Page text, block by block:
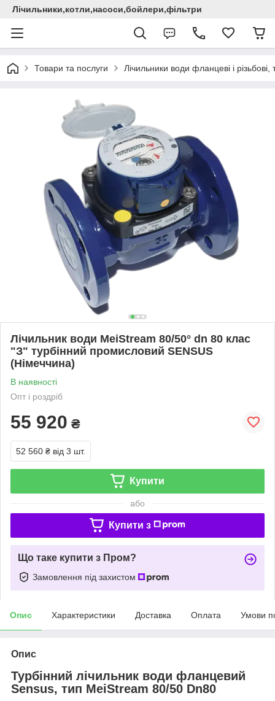
Лічильники,котли,насоси,бойлери,фільтри
Товари та послуги Лічильники води фланцеві і
Лічильник води MeiStream 80/50° dn 80 клас
"З" турбінний промисловий SENSUS
(Німеччина)
В наявності
Опт і роздріб
55 920 ₴
52 560 ₴ від 3 шт.
Купити
або
Купити з
Що таке купити з Пром?
Замовлення під захистом
Опис Характеристики Доставка Оплата Умови
Опис
Турбінний лічильник води фланцевий
Sensus, тип MeiStream 80/50 Dn80